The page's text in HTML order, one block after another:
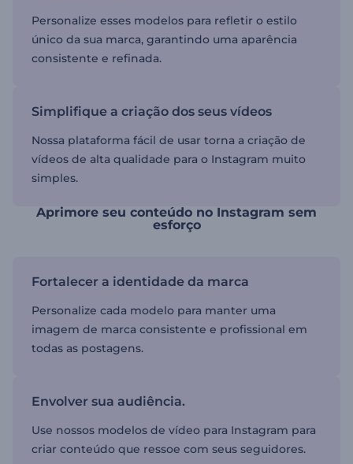
Personalize esses modelos para refletir o estilo
único da sua marca, garantindo uma aparência
consistente e refinada.
Simplifique a criação dos seus vídeos
Nossa plataforma fácil de usar torna a criação de
vídeos de alta qualidade para o Instagram muito
simples.
Aprimore seu conteúdo no Instagram sem
esforço
Fortalecer a identidade da marca
Personalize cada modelo para manter uma
imagem de marca consistente e profissional em
todas as postagens.
Envolver sua audiência.
Use nossos modelos de vídeo para Instagram para
criar conteúdo que ressoe com seus seguidores.